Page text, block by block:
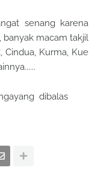
senang karena
banyak macam takjil
Cindua, Kurma, Kue
dibalas